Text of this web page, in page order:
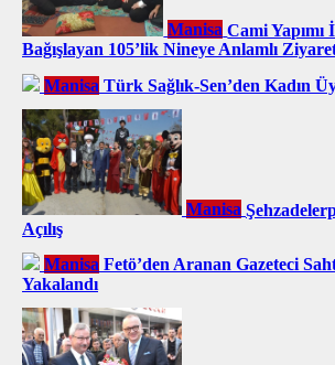
Manisa Cami Yapımı
Bağışlayan 105’lik Nineye Anlamlı
Manisa Türk Sağlık-Sen’den Kadın
Manisa
Açılış
Manisa Fetö’den Aranan Gazeteci
Yakalandı